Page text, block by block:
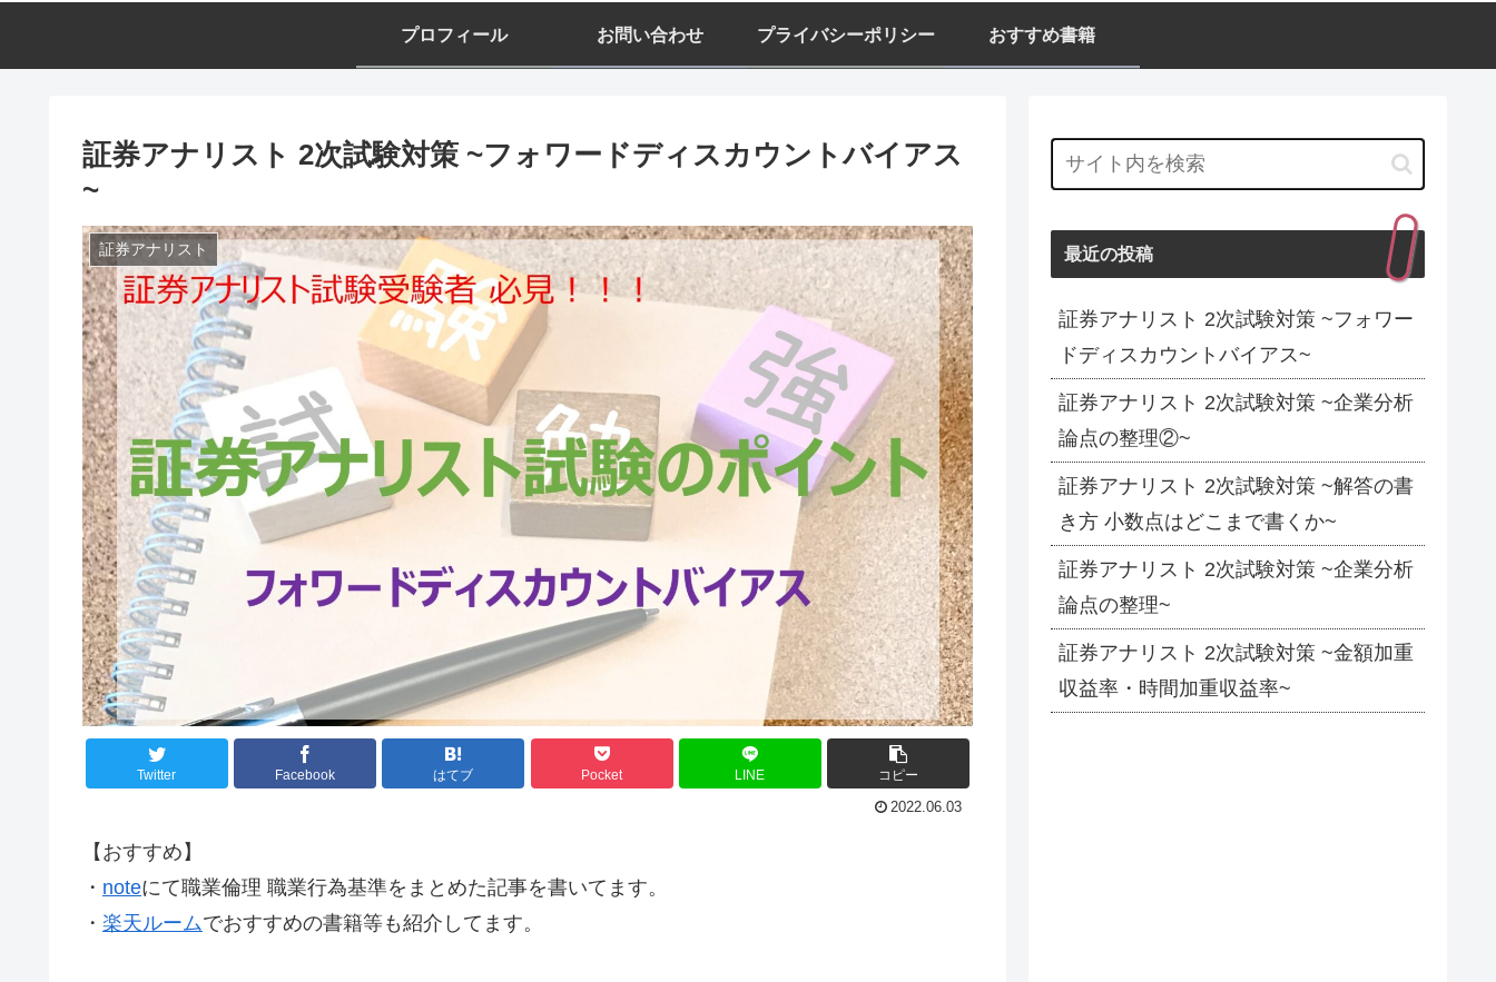
プロフィール お問い合わせ プライバシーポリシー おすすめ書籍
証券アナリスト 2次試験対策 ~フォワードディスカウントバイアス
~
証券アナリスト
Twitter Facebook はてブ Pocket LINE コピー
2022.06.03
【おすすめ】
・ noteにて職業倫理 職業行為基準をまとめた記事を書いてます。
・ 楽天ルームでおすすめの書籍等も紹介してます。
最近の投稿
証券アナリスト 2次試験対策 ~フォワー
ドディスカウントバイアス~
証券アナリスト 2次試験対策 ~企業分析
論点の整理②~
証券アナリスト 2次試験対策 ~解答の書
き方 小数点はどこまで書くか~
証券アナリスト 2次試験対策 ~企業分析
論点の整理~
証券アナリスト 2次試験対策 ~金額加重
収益率・時間加重収益率~